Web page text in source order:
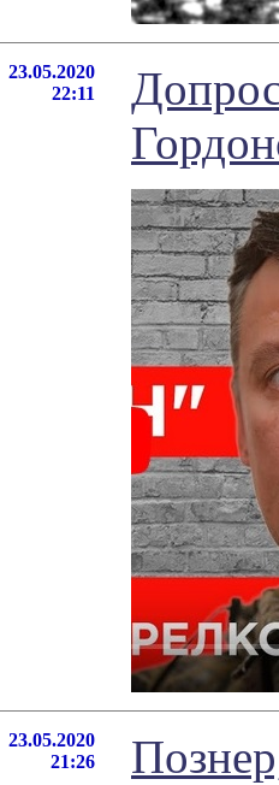
23.05.2020
22:11
23.05.2020
21:26